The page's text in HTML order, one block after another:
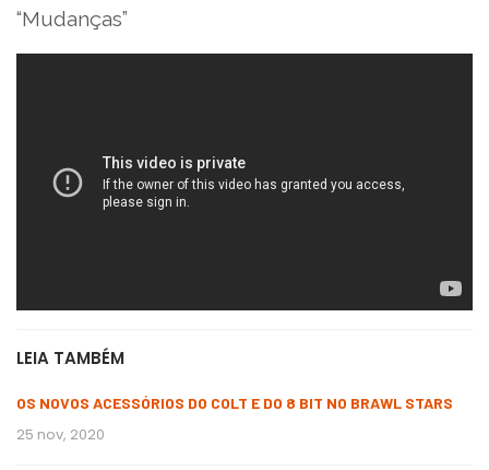
“Mudanças”
LEIA TAMBÉM
OS NOVOS ACESSÓRIOS DO COLT E DO 8 BIT NO BRAWL STARS
25 nov, 2020